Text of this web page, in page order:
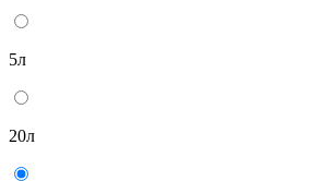
5л
20л